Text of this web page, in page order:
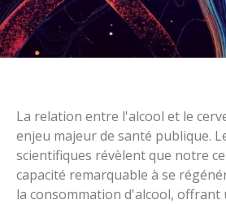
La relation entre l'alcool et le
enjeu majeur de santé publique.
scientifiques révèlent que notre
capacité remarquable à se
la consommation d'alcool,